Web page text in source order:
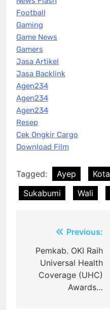
Football
Gaming
Game News
Gamers
Jasa Artikel
Jasa Backlink
Agen234
Agen234
Agen234
Resep
Cek Ongkir Cargo
Download Film
Tagged: Ayep Kota
Sukabumi
Wali
navigation
Previous:
Pemkab. OKI Raih
Universal Health
Coverage (UHC)
Awards…